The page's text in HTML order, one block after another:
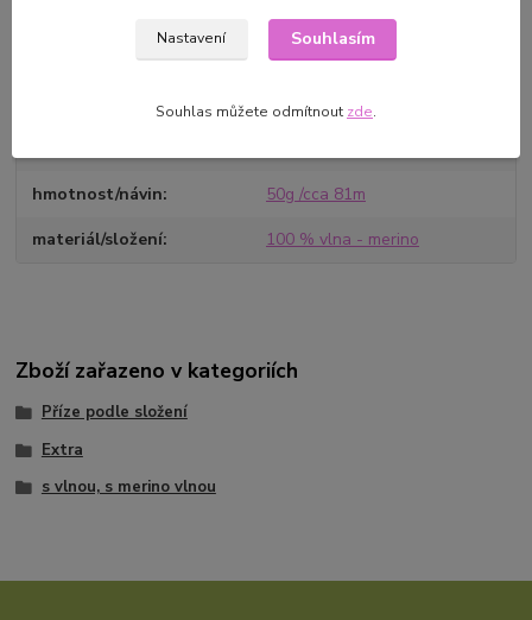
Výrobce/dovozce
VlnaHep s.r.o. Polní 222 41, 48
hmotnost/návin 50g /cca 81m
materiál/složení 100 % vlna - merino
Zboží zařazeno v kategoriích
Příze podle složení
Extra
s vlnou, s merino vlnou
Nastavení Souhlasím
Souhlas můžete odmítnout zde.